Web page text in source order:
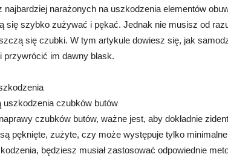
narażonych na uszkodzenia elementów
się szybko zużywać i pękać. Jednak nie musisz od
się czubki. W tym artykule dowiesz się, jak
przywrócić im dawny blask.
uszkodzenia czubków butów
czubków butów, ważne jest, aby dokładnie
pęknięte, zużyte, czy może występuje tylko
będziesz musiał zastosować odpowiednie